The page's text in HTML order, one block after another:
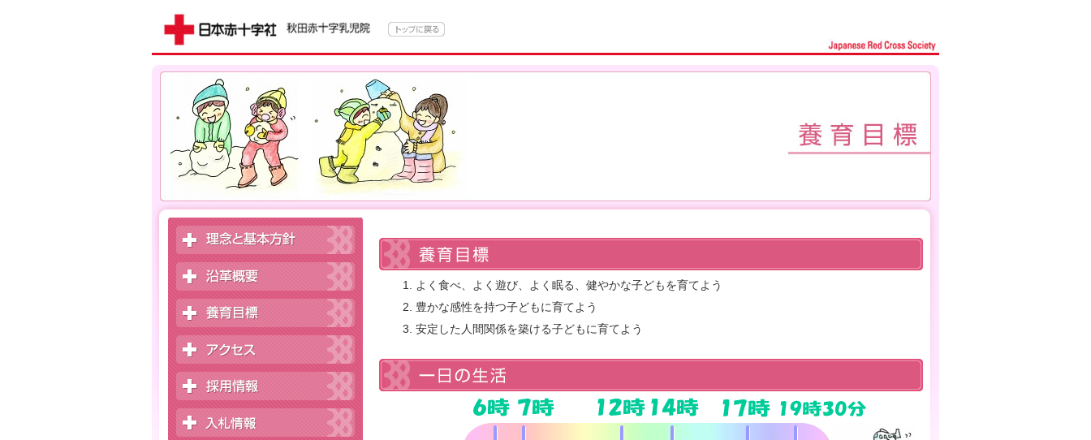
よく食べ、よく遊び、よく眠る、健やかな子どもを育てよう
豊かな感性を持つ子どもに育てよう
安定した人間関係を築ける子どもに育てよう